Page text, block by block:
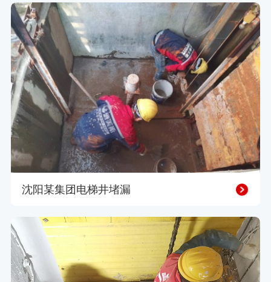
沈阳某集团电梯井堵漏